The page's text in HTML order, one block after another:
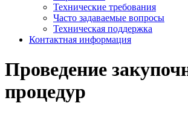
Технические требования
Часто задаваемые вопросы
Техническая поддержка
Контактная информация
Проведение
процедур